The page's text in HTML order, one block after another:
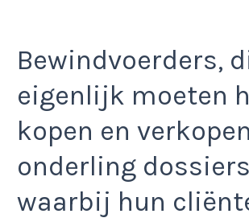
Bewindvoerders,
eigenlijk moeten
kopen en verkopen
onderling
waarbij hun